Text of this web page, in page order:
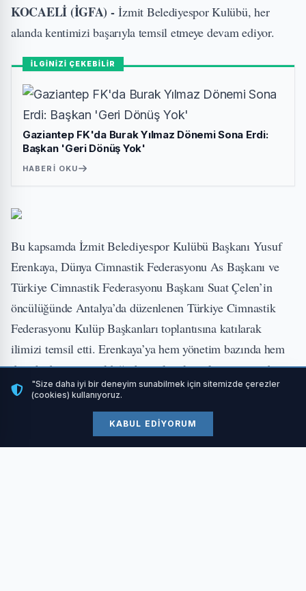
KOCAELİ (İGFA) -İzmit Belediyespor Kulübü, her
alanda kentimizi başarıyla temsil etmeye devam ediyor.
İLGİNİZİ ÇEKEBİLİR
Gaziantep FK'da Burak Yılmaz Dönemi Sona Erdi:
Başkan 'Geri Dönüş Yok'
HABERI OKU
Bu kapsamda İzmit Belediyespor Kulübü Başkanı Yusuf
Erenkaya, Dünya Cimnastik Federasyonu As Başkanı ve
Türkiye Cimnastik Federasyonu Başkanı Suat Çelen’in
öncülüğünde Antalya’da düzenlenen Türkiye Cimnastik
Federasyonu Kulüp Başkanları toplantısına katılarak
ilimizi temsil etti. Erenkaya’ya hem yönetim bazında hem
de sahada yapmış olduğu başarılı çalışmalarına istinaden
Başkan Çelen tarafından teşekkür plaketi takdim edildi.
TOPLANTIDA YÖNETİCİLERDE BULUNDU
"Size daha iyi bir deneyim sunabilmek için sitemizde çerezler
(cookies) kullanıyoruz.
KABUL EDIYORUM